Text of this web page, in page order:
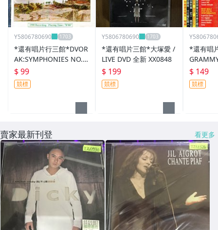
Y5806780690
*還有唱片行三館*DVOR
AK:SYMPHONIES NO.3
OP.10 NO.6 二手 ZZ626
9(需競標)
$ 99
競標
Y5806780690
*還有唱片三館*大塚愛 /
LIVE DVD 全新 XX0848
$ 199
競標
*還有唱
全新
$ 149
競標
賣家最新刊登 看更多